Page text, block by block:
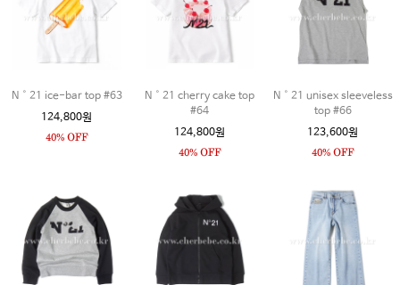
N˚21 ice-bar top #63
124,800원
N˚21 cherry cake top
#64
124,800원
N˚21 unisex sleeveless
top #66
123,600원